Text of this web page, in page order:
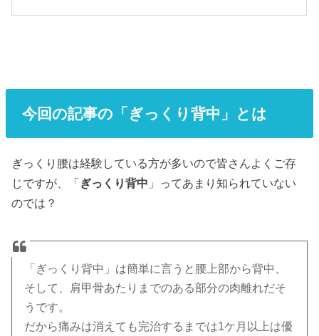
今回の記事の「ぎっくり背中」とは
ぎっくり腰は経験している方が多いので皆さんよくご存
じですが、「ぎっくり背中 」ってあまり知られていない
のでは？
「ぎっくり背中」は簡単に言うと腰上部から背中、
そして、肩甲骨あたりまでのある部分の肉離れだそ
うです。
だから痛みは消えても完治するまでは1ケ月以上は優